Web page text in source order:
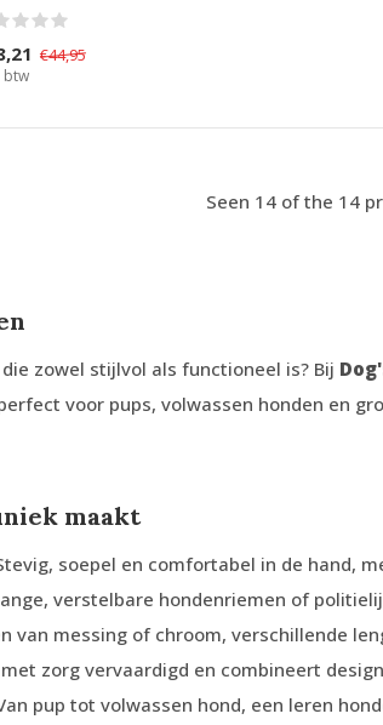
€44,95
btw
Seen 14 of the 14
die zowel stijlvol als functioneel is? Bij
voor pups, volwassen honden en
maakt
soepel en comfortabel in de hand,
verstelbare hondenriemen of
van messing of chroom, verschillende
met zorg vervaardigd en combineert
pup tot volwassen hond, een leren